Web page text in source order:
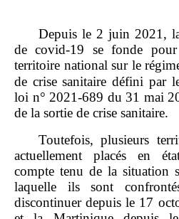
Depuis le 2 juin 2021,
de covid‑19 se fonde
territoire national sur le
de crise sanitaire défini par
loi n° 2021‑689 du 31 mai
de la sortie de crise sanitaire.
Toutefois, plusieurs
actuellement placés en
compte tenu de la situation
laquelle ils sont
discontinuer depuis le 17